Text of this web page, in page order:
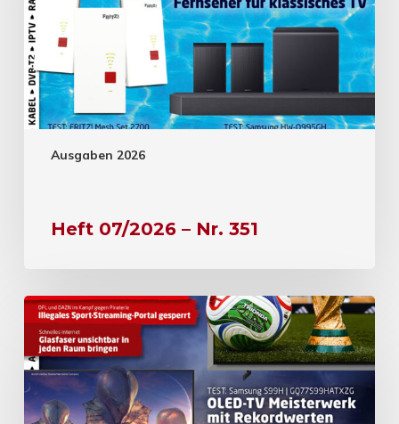
Ausgaben 2026
Heft 07/2026 – Nr. 351